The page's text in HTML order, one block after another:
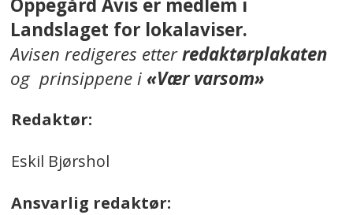
Oppegård Avis er medlem i
Landslaget for lokalaviser.
Avisen redigeres etterredaktørplakaten
og prinsippene i«Vær varsom»
Redaktør:
Eskil Bjørshol
Ansvarlig redaktør: